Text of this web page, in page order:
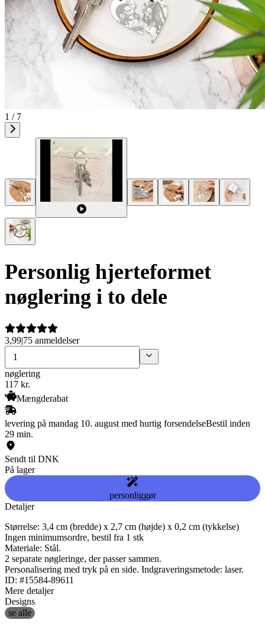
1 / 7
Personlig hjerteformet
nøglering i to dele
3,99|75 anmeldelser
nøglering
117 kr.
Mængderabat
levering på mandag 10. august med hurtig forsendelseBestil inden
29 min.
Sendt til DNK
På lager
personliggør
Detaljer
Størrelse: 3,4 cm (bredde) x 2,7 cm (højde) x 0,2 cm (tykkelse)
Ingen minimumsordre, bestil fra 1 stk
Materiale: Stål.
2 separate nøgleringe, der passer sammen.
Personalisering med tryk på en side. Indgraveringsmetode: laser.
ID: #15584-89611
Mere detaljer
Designs
se alle